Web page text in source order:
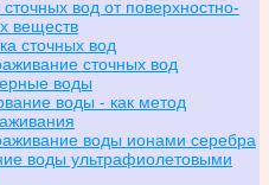
сточных вод от поверхностно-
веществ
сточных вод
сточных вод
воды
воды - как метод
воды ионами серебра
воды ультрафиолетовыми